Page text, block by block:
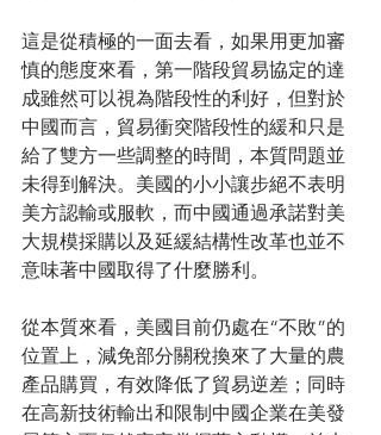
這是從積極的一面去看，如果用更加審
慎的態度來看，第一階段貿易協定的達
成雖然可以視為階段性的利好，但對於
中國而言，貿易衝突階段性的緩和只是
給了雙方一些調整的時間，本質問題並
未得到解決。美國的小小讓步絕不表明
美方認輸或服軟，而中國通過承諾對美
大規模採購以及延緩結構性改革也並不
意味著中國取得了什麼勝利。
從本質來看，美國目前仍處在“不敗”的
位置上，減免部分關稅換來了大量的農
產品購買，有效降低了貿易逆差；同時
在高新技術輸出和限制中國企業在美發